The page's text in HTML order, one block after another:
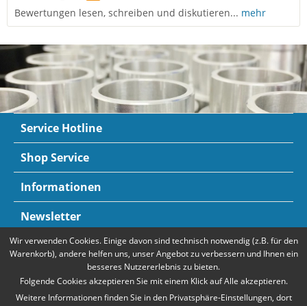
Bewertungen lesen, schreiben und diskutieren... mehr
Service Hotline
Shop Service
Informationen
Newsletter
Zahlungsarten Mehr Informationen
Wir verwenden Cookies. Einige davon sind technisch notwendig (z.B. für den
Warenkorb), andere helfen uns, unser Angebot zu verbessern und Ihnen ein
besseres Nutzererlebnis zu bieten.
Folgende Cookies akzeptieren Sie mit einem Klick auf Alle akzeptieren.
Weitere Informationen finden Sie in den Privatsphäre-Einstellungen, dort